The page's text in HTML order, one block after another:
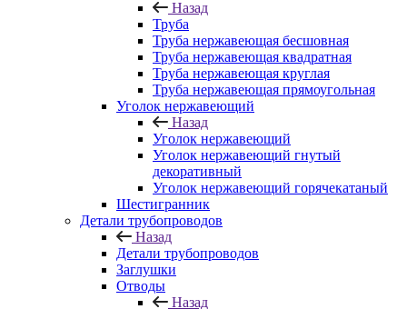
Назад
Труба
Труба нержавеющая бесшовная
Труба нержавеющая квадратная
Труба нержавеющая круглая
Труба нержавеющая прямоугольная
Уголок нержавеющий
Назад
Уголок нержавеющий
Уголок нержавеющий гнутый
декоративный
Уголок нержавеющий горячекатаный
Шестигранник
Детали трубопроводов
Назад
Детали трубопроводов
Заглушки
Отводы
Назад